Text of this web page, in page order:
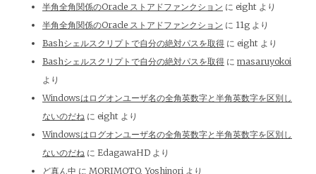
半角全角関係のOracle ストアドファンクション に eight より
半角全角関係のOracle ストアドファンクション に 11g より
Bashシェルスクリプトで自分の絶対パスを取得 に eight より
Bashシェルスクリプトで自分の絶対パスを取得 に masaruyokoi
より
Windowsはログオンユーザ名の全角英数字と半角英数字を区別し
ないのだね に eight より
Windowsはログオンユーザ名の全角英数字と半角英数字を区別し
ないのだね に EdagawaHD より
ど真ん中 に MORIMOTO, Yoshinori より